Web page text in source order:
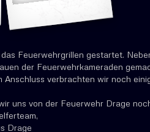
das Feuerwehrgrillen gestartet.
der Feuerwehrkameraden
verbrachten wir noch
uns von der Feuerwehr Drage
Drage